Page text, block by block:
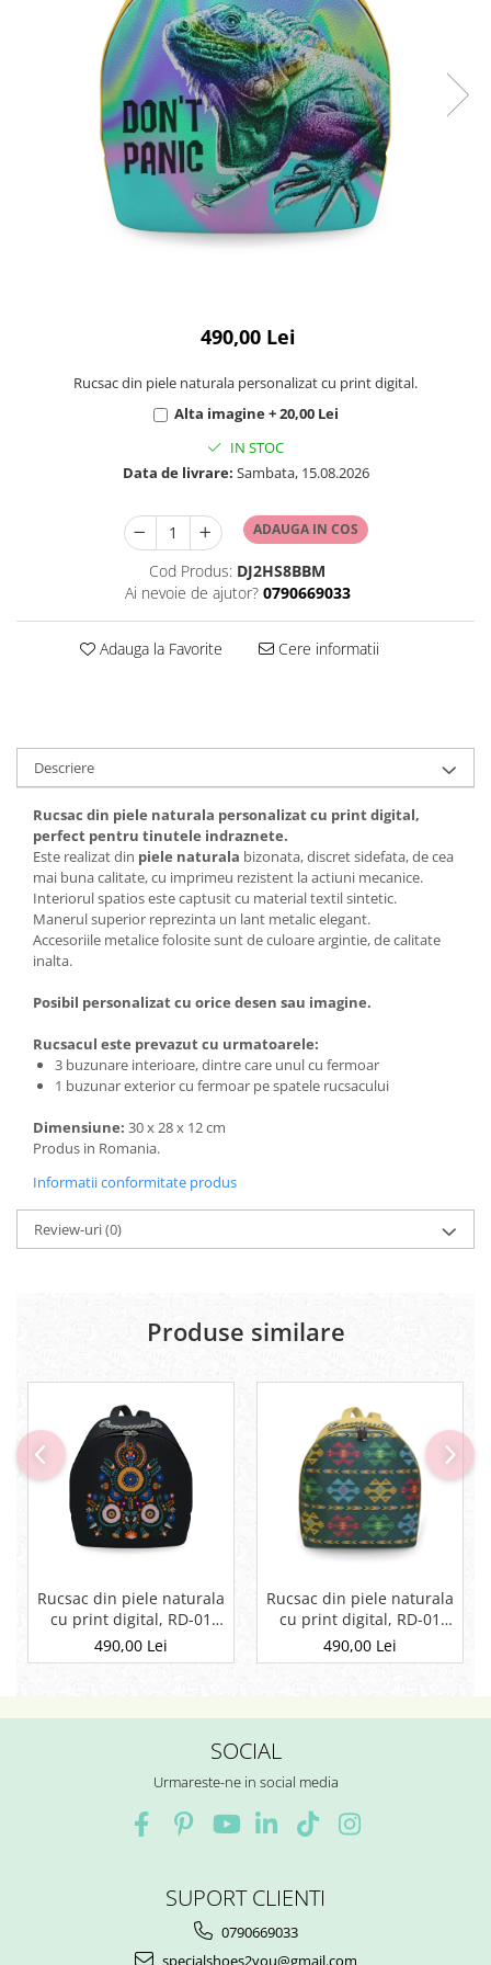
490,00 Lei
Rucsac din piele naturala personalizat cu print digital.
Alta imagine + 20,00 Lei
IN STOC
Data de livrare: Sambata, 15.08.2026
ADAUGA IN COS
Cod Produs: DJ2HS8BBM
Ai nevoie de ajutor? 0790669033
Adauga la Favorite Cere informatii
Descriere
Rucsac din piele naturala personalizat cu print digital,
perfect pentru tinutele indraznete.
Este realizat din piele naturala bizonata, discret sidefata, de cea
mai buna calitate, cu imprimeu rezistent la actiuni mecanice.
Interiorul spatios este captusit cu material textil sintetic.
Manerul superior reprezinta un lant metalic elegant.
Accesoriile metalice folosite sunt de culoare argintie, de calitate
inalta.
Posibil personalizat cu orice desen sau imagine.
Rucsacul este prevazut cu urmatoarele:
3 buzunare interioare, dintre care unul cu fermoar
1 buzunar exterior cu fermoar pe spatele rucsacului
Dimensiune: 30 x 28 x 12 cm
Produs in Romania.
Informatii conformitate produs
Review-uri(0)
Produse similare
Rucsac din piele naturala
cu print digital, RD-01
Etnic 13, Negru
490,00 Lei
Rucsac din piele naturala
cu print digital, RD-01
Etnic 01
490,00 Lei
SOCIAL
Urmareste-ne in social media
SUPORT CLIENTI
0790669033
specialshoes2you@gmail.com